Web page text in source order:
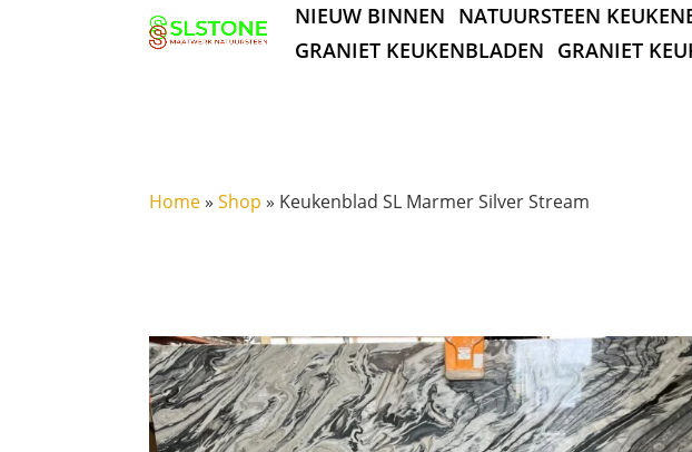
NIEUW BINNEN NATUURSTEEN
GRANIET KEUKENBLADEN GRANIET
Home»Shop » Keukenblad SL Marmer Silver Stream